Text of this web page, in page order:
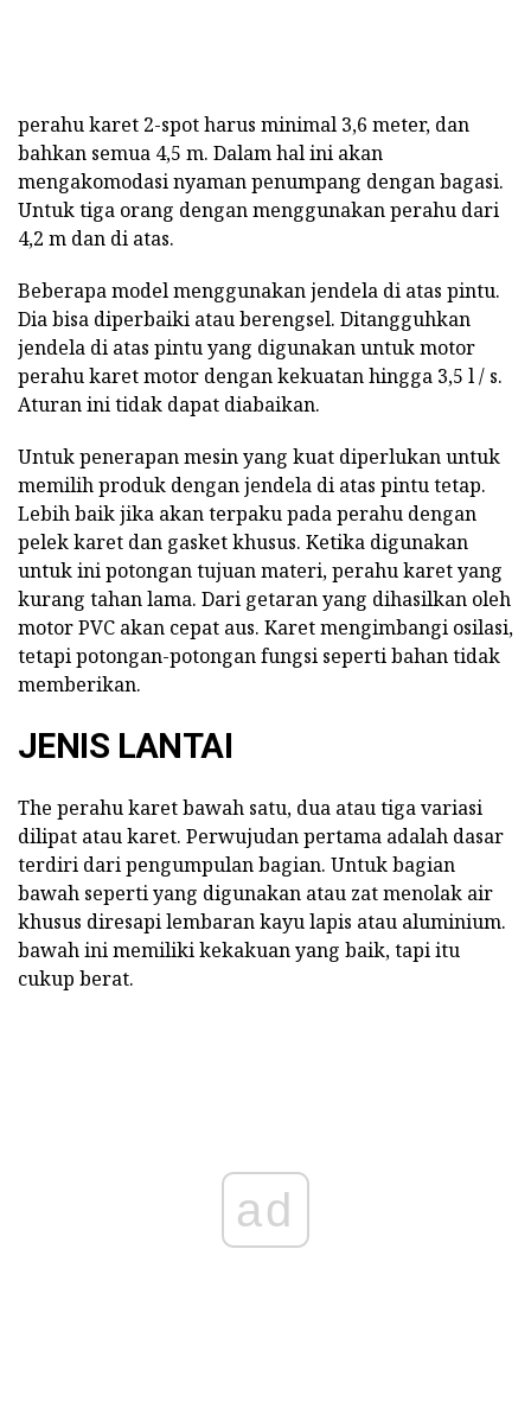
perahu karet 2-spot harus minimal 3,6 meter, dan
bahkan semua 4,5 m. Dalam hal ini akan
mengakomodasi nyaman penumpang dengan bagasi.
Untuk tiga orang dengan menggunakan perahu dari
4,2 m dan di atas.
Beberapa model menggunakan jendela di atas pintu.
Dia bisa diperbaiki atau berengsel. Ditangguhkan
jendela di atas pintu yang digunakan untuk motor
perahu karet motor dengan kekuatan hingga 3,5 l / s.
Aturan ini tidak dapat diabaikan.
Untuk penerapan mesin yang kuat diperlukan untuk
memilih produk dengan jendela di atas pintu tetap.
Lebih baik jika akan terpaku pada perahu dengan
pelek karet dan gasket khusus. Ketika digunakan
untuk ini potongan tujuan materi, perahu karet yang
kurang tahan lama. Dari getaran yang dihasilkan oleh
motor PVC akan cepat aus. Karet mengimbangi osilasi,
tetapi potongan-potongan fungsi seperti bahan tidak
memberikan.
JENIS LANTAI
The perahu karet bawah satu, dua atau tiga variasi
dilipat atau karet. Perwujudan pertama adalah dasar
terdiri dari pengumpulan bagian. Untuk bagian
bawah seperti yang digunakan atau zat menolak air
khusus diresapi lembaran kayu lapis atau aluminium.
bawah ini memiliki kekakuan yang baik, tapi itu
cukup berat.
ad